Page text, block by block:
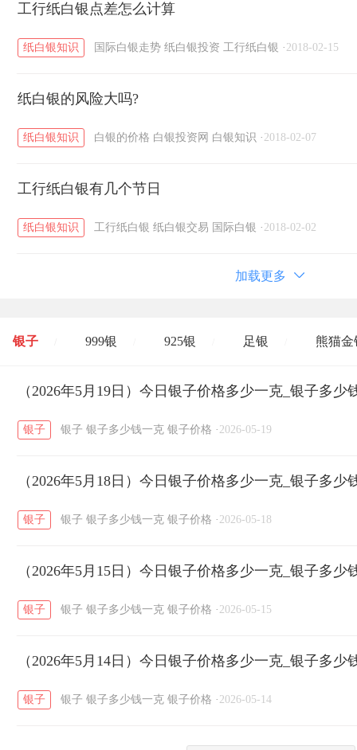
工行纸白银点差怎么计算
纸白银知识 国际白银走势 纸白银投资 工行纸白银 · 2018-02-15
纸白银的风险大吗?
纸白银知识 白银的价格 白银投资网 白银知识 · 2018-02-07
工行纸白银有几个节日
纸白银知识 工行纸白银 纸白银交易 国际白银 · 2018-02-02
加载更多
银子 999银 925银 足银 熊猫金
开国纪念币 大清银币 / 长城币 / 老
菜百 周生生 周大生
六福 / 金至尊 潮宏基 / 亚一金店 /
（2026年5月19日）今日银子价格多少一克_银子多少
银子 银子 银子多少钱一克 银子价格 · 2026-05-19
（2026年5月18日）今日银子价格多少一克_银子多少
银子 银子 银子多少钱一克 银子价格 · 2026-05-18
（2026年5月15日）今日银子价格多少一克_银子多少
银子 银子 银子多少钱一克 银子价格 · 2026-05-15
（2026年5月14日）今日银子价格多少一克_银子多少
银子 银子 银子多少钱一克 银子价格 · 2026-05-14